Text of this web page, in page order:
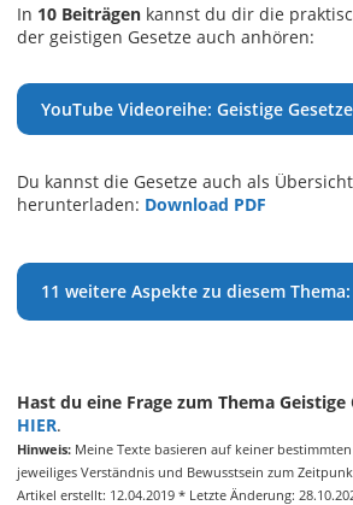
In 10 Beiträgen kannst du dir die
der geistigen Gesetze auch anhören:
YouTube Videoreihe: Geistige Gesetze
Du kannst die Gesetze auch als Übersicht
herunterladen: Download PDF
11 weitere Aspekte zu diesem Thema:
Hast du eine Frage zum Thema Geistige
HIER.
Hinweis: Meine Texte basieren auf keiner
jeweiliges Verständnis und Bewusstsein zum
Artikel erstellt: 12.04.2019 * Letzte Änderung: